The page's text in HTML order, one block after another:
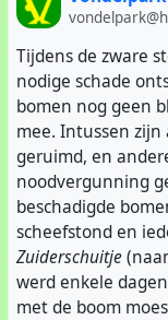
ook nog eens te
erg moeilijk.
oudere takelden
De afgestorven
door jonge
is besloten voor
wortelsnelwegaan
vanaf de
het voetpad naar
dan dat de
grasveld. Dit lijkt
Tijdens de zware
nodige schade
bomen nog geen
mee. Intussen zijn
geruimd, en
noodvergunning
beschadigde
scheefstond en
Zuiderschuitje
werd enkele
met de boom